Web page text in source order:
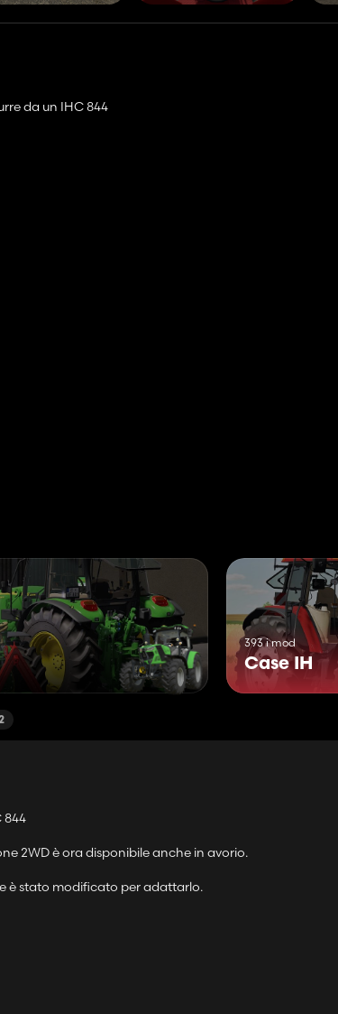
da un IHC 844
393 i mod
Case IH
844
2WD è ora disponibile anche in avorio.
è stato modificato per adattarlo.